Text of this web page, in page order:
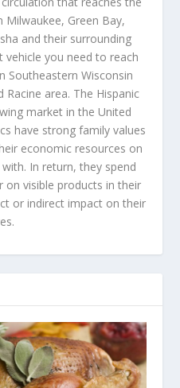
Milwaukee, Green Bay,
and their surrounding
vehicle you need to reach
Southeastern Wisconsin
Racine area. The Hispanic
market in the United
have strong family values
economic resources on
In return, they spend
on visible products in their
or indirect impact on their